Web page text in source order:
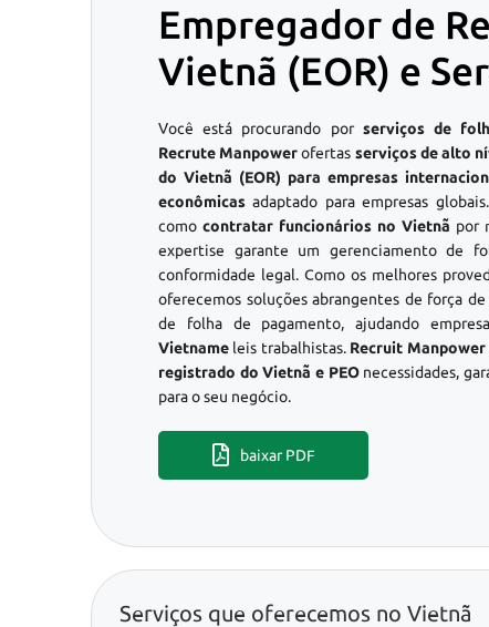
Empregador de
Vietnã (EOR) e
Você está procurando por serviços de
Recrute Manpowerofertas serviços de alto
do Vietnã (EOR) para empresas
econômicas adaptado para empresas
como contratar funcionários no Vietnã por
expertise garante um gerenciamento de
conformidade legal. Como os melhores
oferecemos soluções abrangentes de força
de folha de pagamento, ajudando
Vietname leis trabalhistas. Recruit Manpower
registrado do Vietnã e PEOnecessidades,
para o seu negócio.
baixar PDF
Serviços que oferecemos no Vietnã